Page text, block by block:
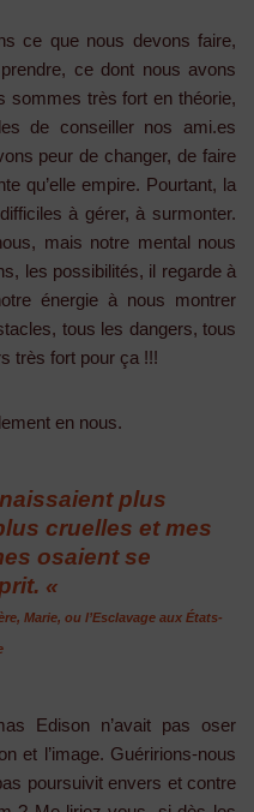
ce que nous devons faire,
ce dont nous avons
sommes très fort en théorie,
de conseiller nos ami.es
peur de changer, de faire
qu’elle empire. Pourtant, la
à gérer, à surmonter.
mais notre mental nous
les possibilités, il regarde à
énergie à nous montrer
tous les dangers, tous
très fort pour ça !!!
en nous.
plus
cruelles et mes
osaientse
«
, Marie, ou l’Esclavage aux États-
Edison n’avait pas oser
et l’image. Guéririons-nous
poursuivit envers et contre